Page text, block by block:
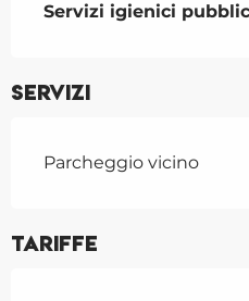
Servizi igienici
Servizi
Parcheggio vicino
Tariffe